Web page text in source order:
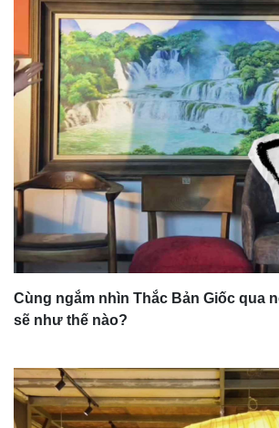
Cùng ngắm nhìn Thắc Bản Giốc qua
sẽ như thế nào?